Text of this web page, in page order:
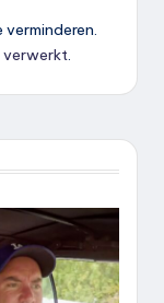
verwerkt.